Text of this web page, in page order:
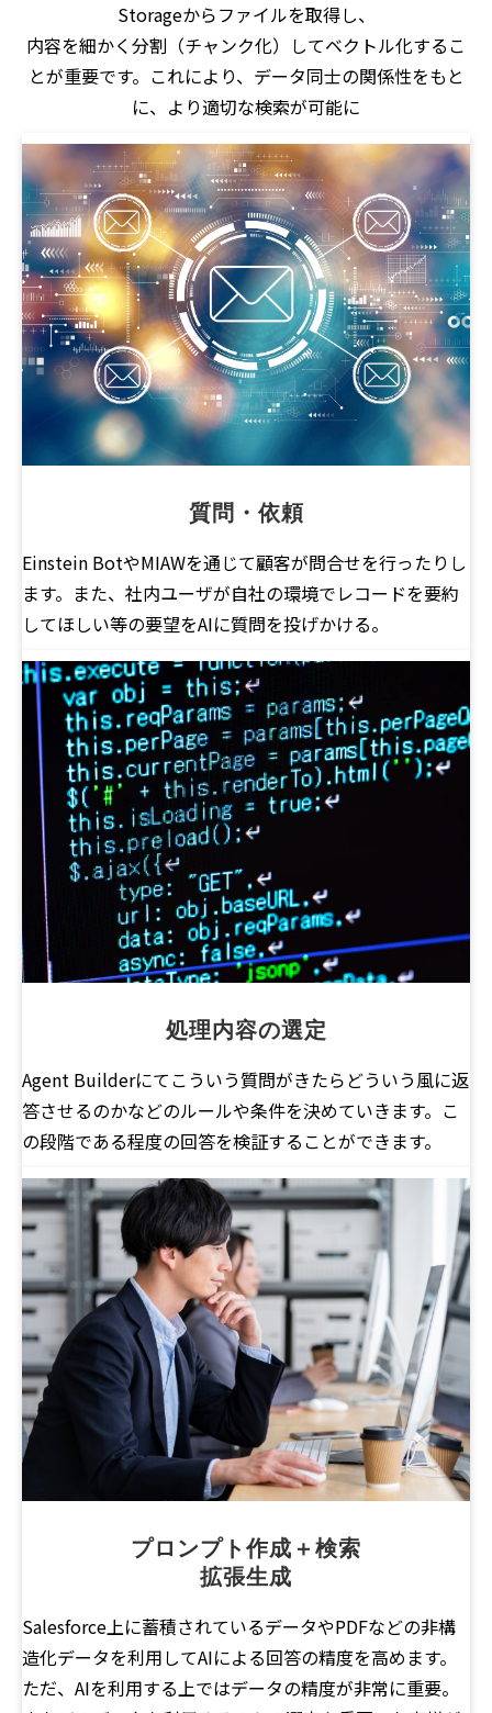
Storageからファイルを取得し、
内容を細かく分割（チャンク化）してベクトル化するこ
とが重要です。これにより、データ同士の関係性をもと
に、より適切な検索が可能に
質問・依頼
Einstein BotやMIAWを通じて顧客が問合せを行ったりし
ます。また、社内ユーザが自社の環境でレコードを要約
してほしい等の要望をAIに質問を投げかける。
処理内容の選定
Agent Builderにてこういう質問がきたらどういう風に返
答させるのかなどのルールや条件を決めていきます。こ
の段階である程度の回答を検証することができます。
プロンプト作成＋検索
拡張生成
Salesforce上に蓄積されているデータやPDFなどの非構
造化データを利用してAIによる回答の精度を高めます。
ただ、AIを利用する上ではデータの精度が非常に重要。